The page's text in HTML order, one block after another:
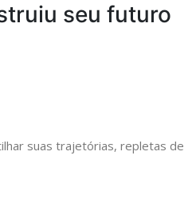
seu futuro
suas trajetórias, repletas de